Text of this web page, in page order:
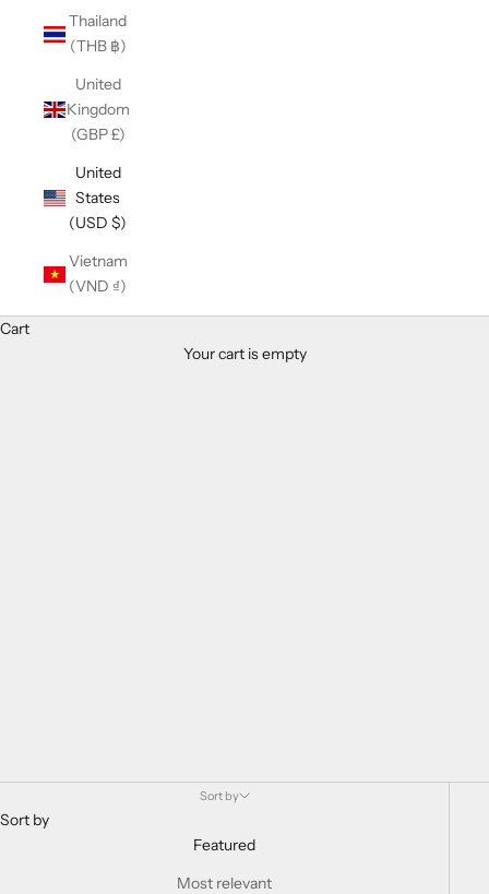
Thailand
(THB ฿)
United
Kingdom
(GBP £)
United
States
(USD $)
Vietnam
(VND ₫)
Cart
Your cart is empty
交換用ハンドル材
Sort by
Sort by
Featured
Most relevant